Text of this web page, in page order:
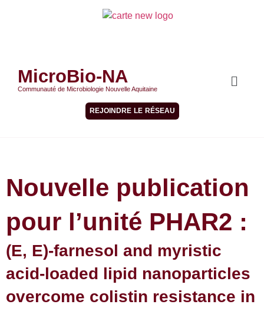
MicroBio-NA
Communauté de Microbiologie Nouvelle Aquitaine
REJOINDRE LE RÉSEAU
Nouvelle publication
pour l’unité PHAR2 :
(E, E)-farnesol and myristic
acid-loaded lipid nanoparticles
overcome colistin resistance in